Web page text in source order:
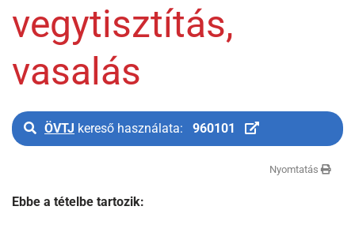
vegytisztítás,
vasalás
ÖVTJ kereső használata: 960101
Nyomtatás
Ebbe a tételbe tartozik: